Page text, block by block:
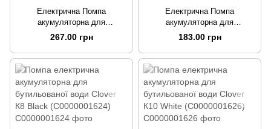
Електрична Помпа
акумуляторна для
бутильованої води Clover К9
Black (C0000001618)
267.00 грн
Електрична Помпа
акумуляторна для
бутильованої води Clover К5
Black(C0000001619)
183.00 грн